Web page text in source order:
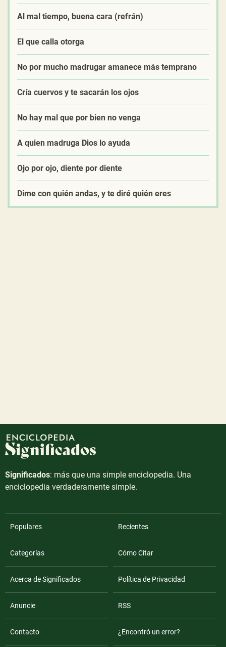
Al mal tiempo, buena cara (refrán)
El que calla otorga
No por mucho madrugar amanece más temprano
Cría cuervos y te sacarán los ojos
No hay mal que por bien no venga
A quien madruga Dios lo ayuda
Ojo por ojo, diente por diente
Dime con quién andas, y te diré quién eres
Significados: más que una simple enciclopedia. Una
enciclopedia verdaderamente simple.
Populares Recientes
Categorías Cómo Citar
Acerca de Significados Política de Privacidad
Anuncie RSS
Contacto ¿Encontró un error?